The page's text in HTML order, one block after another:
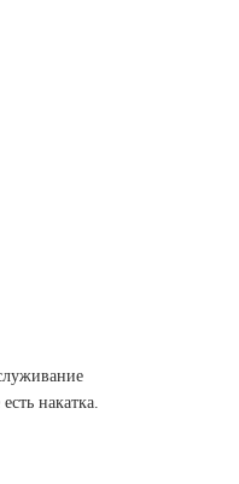
накатка.